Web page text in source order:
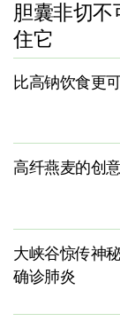
胆囊非切不
住它
比高钠饮食更
高纤燕麦的创
大峡谷惊传神
确诊肺炎